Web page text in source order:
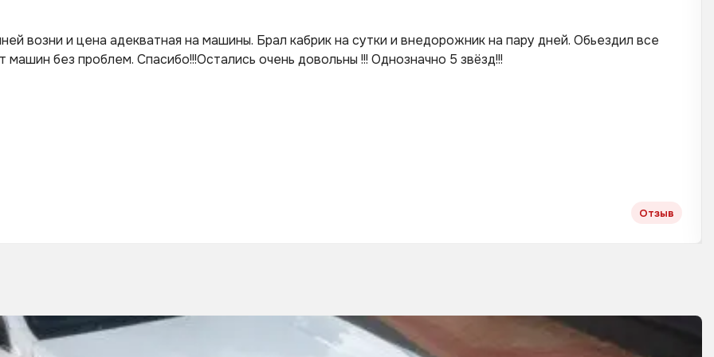
возни и цена адекватная на машины. Брал кабрик на сутки и внедорожник на пару дней. Обьездил все
без проблем. Спасибо!!!Остались очень довольны !!! Однозначно 5 звёзд!!!
Отзыв